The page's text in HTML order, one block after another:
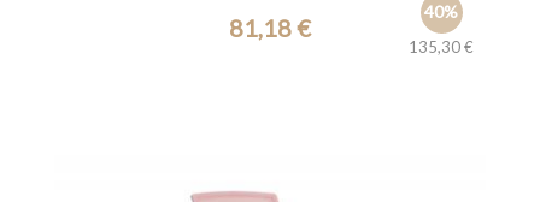
40%
135,30 €
81,18 €